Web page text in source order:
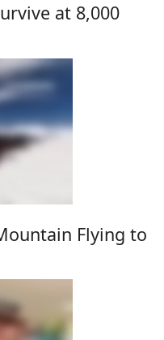
at 8,000
Flying to